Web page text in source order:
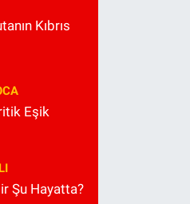
Kıbrıs
Eşik
Şu Hayatta?